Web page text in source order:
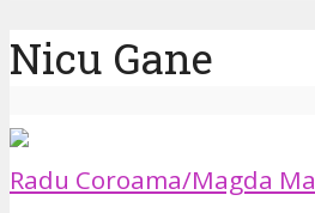
Nicu Gane
Radu Coroama/Magda